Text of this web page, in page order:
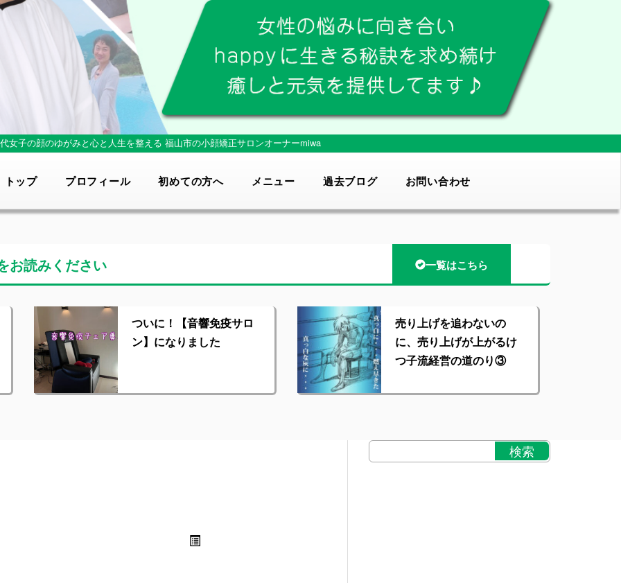
女子の顔のゆがみと心と人生を整える 福山市の小顔矯正サロンオーナーmiwa
トップ プロフィール 初めての方へ メニュー 過去ブログ お問い合わせ
お読みください 一覧はこちら
ついに！【音響免疫サロ
ン】になりました
売り上げを追わないの
に、売り上げが上がるけ
つ子流経営の道のり③